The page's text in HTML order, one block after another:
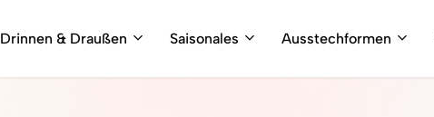
Drinnen & Draußen Saisonales Ausstechformen